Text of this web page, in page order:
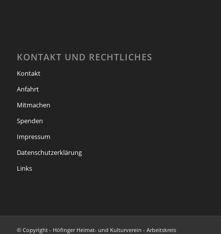
KONTAKT UND RECHTLICHES
Kontakt
Anfahrt
Mitmachen
Spenden
Impressum
Datenschutzerklärung
Links
© Copyright - Höfinger Heimat- und Kulturverein - Arbeitskreis